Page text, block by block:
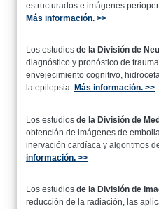
estructurados e imágenes
Más información. >>
Los estudios de la División de
diagnóstico y pronóstico de
envejecimiento cognitivo,
la epilepsia. Más información. >>
Los estudios de la División de
obtención de imágenes de
inervación cardíaca y algoritmos
información. >>
Los estudios de la División de
reducción de la radiación, las